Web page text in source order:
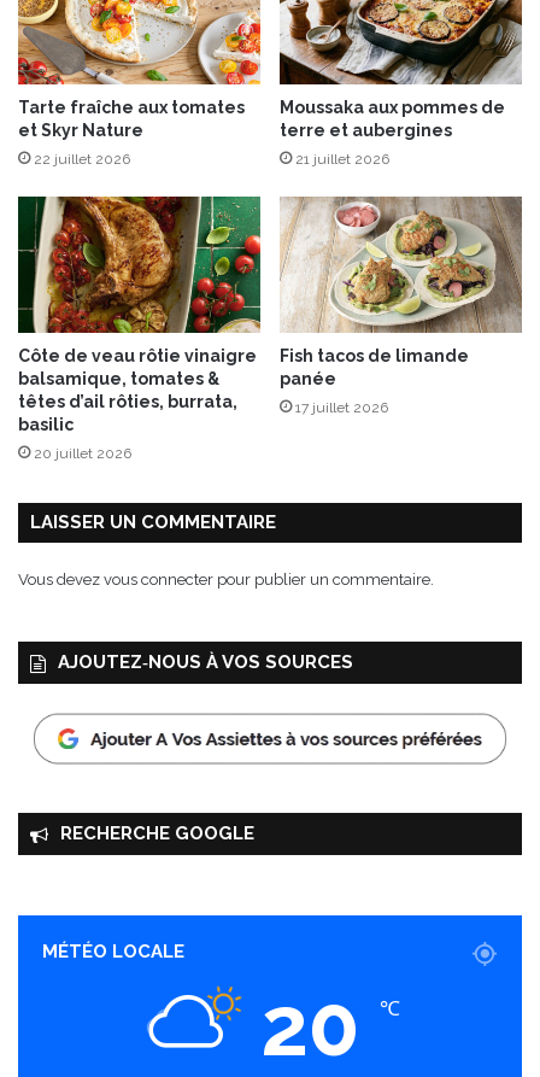
C
é
s
a
r
M
a
i
s
o
n
L
y
Tarte fraîche aux tomates
et Skyr Nature
22 juillet 2026
Moussaka aux pommes de
terre et aubergines
21 juillet 2026
Côte de veau rôtie vinaigre
balsamique, tomates &
têtes d’ail rôties, burrata,
basilic
20 juillet 2026
Fish tacos de limande
panée
17 juillet 2026
LAISSER UN COMMENTAIRE
Vous devez vous connecter pour publier un commentaire.
AJOUTEZ‑NOUS À VOS SOURCES
RECHERCHE GOOGLE
MÉTÉO LOCALE
20 ℃